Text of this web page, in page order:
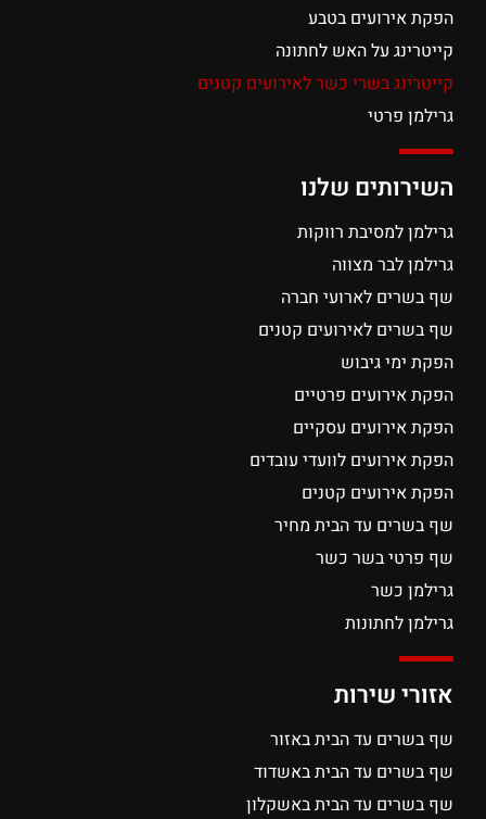
הפקת אירועים בטבע
קייטרינג על האש לחתונה
קייטרינג בשרי כשר לאירועים קטנים
גרילמן פרטי
השירותים שלנו
גרילמן למסיבת רווקות
גרילמן לבר מצווה
שף בשרים לארועי חברה
שף בשרים לאירועים קטנים
הפקת ימי גיבוש
הפקת אירועים פרטיים
הפקת אירועים עסקיים
הפקת אירועים לוועדי עובדים
הפקת אירועים קטנים
שף בשרים עד הבית מחיר
שף פרטי בשר כשר
גרילמן כשר
גרילמן לחתונות
אזורי שירות
שף בשרים עד הבית באזור
שף בשרים עד הבית באשדוד
שף בשרים עד הבית באשקלון